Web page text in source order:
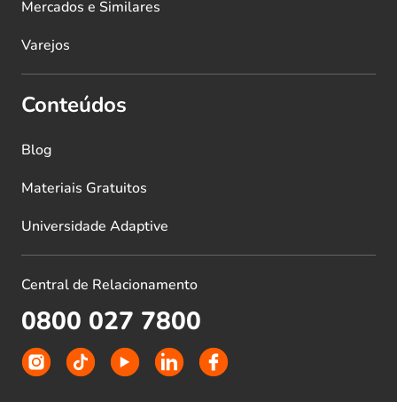
Mercados e Similares
Varejos
Conteúdos
Blog
Materiais Gratuitos
Universidade Adaptive
Central de Relacionamento
0800 027 7800